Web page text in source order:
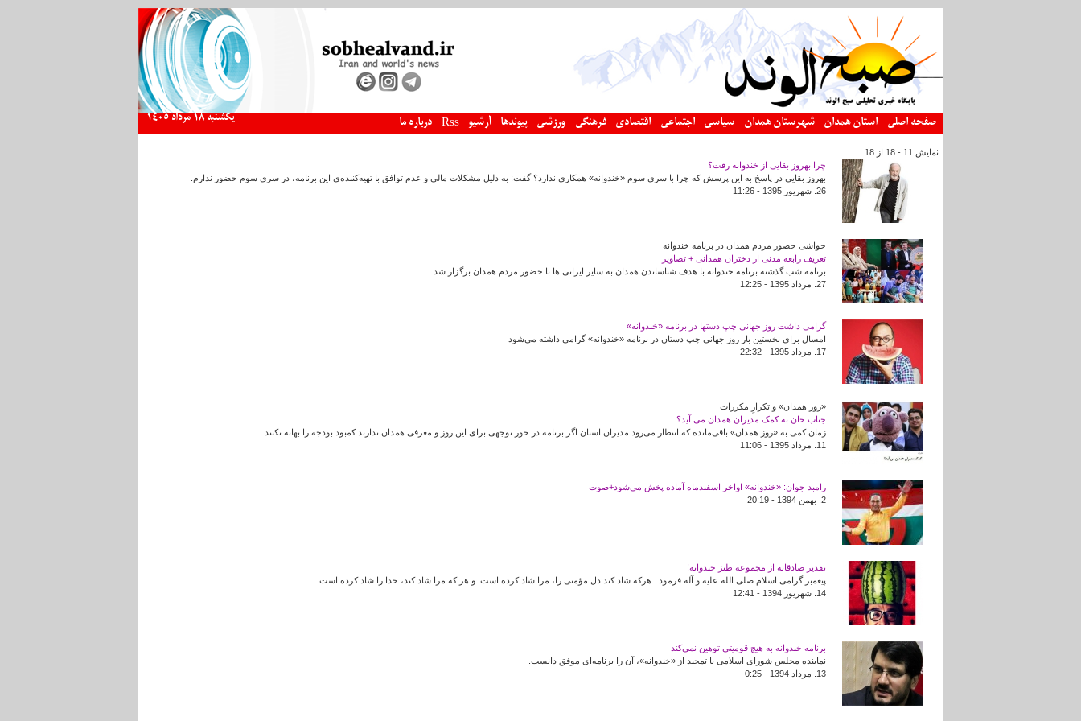
صفحه اصلی استان همدان شهرستان همدان سیاسی اجتماعی اقتصادی فرهنگی ورزشی پیوندها آرشیو Rss درباره ما يكشنبه 18 مرداد 1405
نمایش 11 - 18 از 18
چرا بهروز بقایی از خندوانه رفت؟
بهروز بقایی در پاسخ به این پرسش که چرا با سری سوم «خندوانه» همکاری ندارد؟ گفت: به دلیل مشکلات مالی و عدم توافق با تهیه‌کننده‌ی این برنامه، در سری سوم حضور ندارم.
26. شهريور 1395 - 11:26
حواشی حضور مردم همدان در برنامه خندوانه
تعریف رابعه مدنی از دختران همدانی + تصاویر
برنامه شب گذشته برنامه خندوانه با هدف شناساندن همدان به سایر ایرانی ها با حضور مردم همدان برگزار شد.
27. مرداد 1395 - 12:25
گرامی داشت روز جهانی چپ دستها در برنامه «خندوانه»
امسال برای نخستین بار روز جهانی چپ دستان در برنامه «خندوانه» گرامی داشته می‌شود
17. مرداد 1395 - 22:32
«روز همدان» و تکرارِ مکررات
جناب خان به کمک مدیران همدان می آید؟
زمان کمی به «روز همدان» باقی‌مانده که انتظار می‌رود مدیران استان اگر برنامه در خور توجهی برای این روز و معرفی همدان ندارند کمبود بودجه را بهانه نکنند.
11. مرداد 1395 - 11:06
رامبد جوان: «خندوانه» اواخر اسفندماه آماده پخش می‌شود+صوت
2. بهمن 1394 - 20:19
تقدیر صادقانه از مجموعه طنز خندوانه!
پیغمبر گرامی اسلام صلی الله علیه و آله فرمود : هرکه شاد کند دل مؤمنی را، مرا شاد کرده است. و هر که مرا شاد کند، خدا را شاد کرده است.
14. شهريور 1394 - 12:41
برنامه خندوانه به هیچ قومیتی توهین نمی‌کند
نماینده مجلس شورای اسلامی با تمجید از «خندوانه»، آن را برنامه‌ای موفق دانست.
13. مرداد 1394 - 0:25